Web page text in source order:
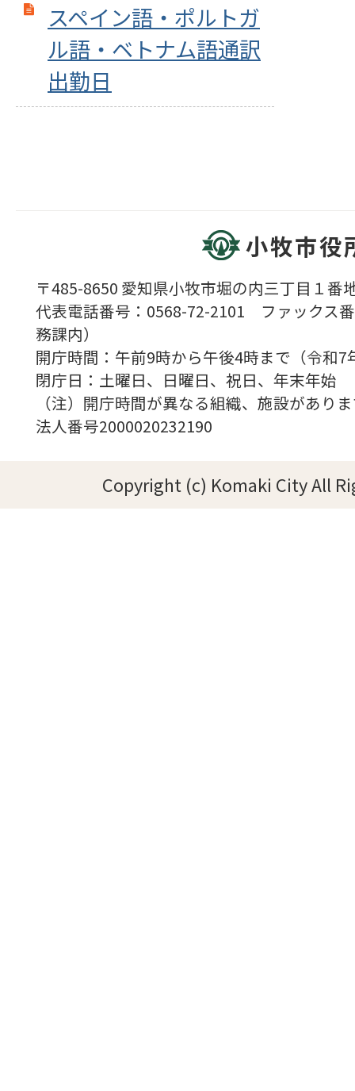
スペイン語・ポルトガ
ル語・ベトナム語通訳
出勤日
小牧市役
〒485-8650 愛知県小牧市堀の内三丁目１番
代表電話番号：0568-72-2101 ファックス
務課内）
開庁時間：午前9時から午後4時まで（令
閉庁日：土曜日、日曜日、祝日、年末年始
（注）開庁時間が異なる組織、施設があり
法人番号2000020232190
Copyright (c) Komaki City All